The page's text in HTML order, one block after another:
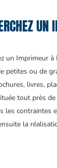
un Imprimeur
petites ou de
livres,
tout près
les contraintes
la